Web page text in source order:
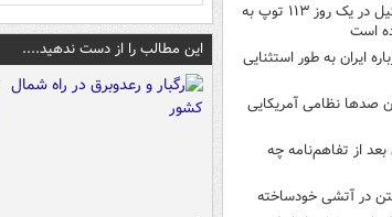
یونیفل: ارتش اسرائیل در یک روز ۱۱۳ توپ به
است
ایران به طور استثنایی
نظامی آمریکایی
از تفاهم‌نامه چه
در آتشی خودساخته
این مطالب را از دست ندهید....